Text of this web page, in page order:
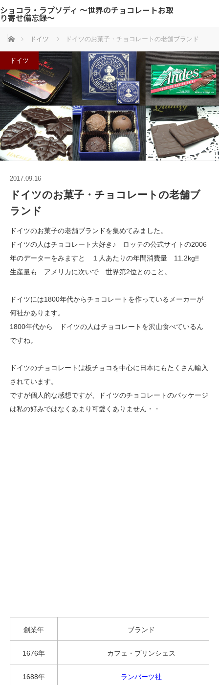
ショコラ・ラプソディ 〜世界のチョコレートお取
り寄せ備忘録〜
ホーム ドイツ ドイツのお菓子・チョコレートの老舗ブランド
ドイツ
2017.09.16
ドイツのお菓子・チョコレートの老舗ブ
ランド
ドイツのお菓子の老舗ブランドを集めてみました。
ドイツの人はチョコレート大好き♪ ロッテの公式サイトの2006
年のデーターをみますと １人あたりの年間消費量 11.2kg!!
生産量も アメリカに次いで 世界第2位とのこと。
ドイツには1800年代からチョコレートを作っているメーカーが
何社かあります。
1800年代から ドイツの人はチョコレートを沢山食べているん
ですね。
ドイツのチョコレートは板チョコを中心に日本にもたくさん輸入
されています。
ですが個人的な感想ですが、ドイツのチョコレートのパッケージ
は私の好みではなくあまり可愛くありません・・
創業年 ブランド
1676年 カフェ・プリンシェス
1688年 ランバーツ社